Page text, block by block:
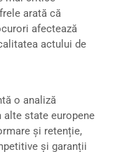
arată că
afectează
actului de
o analiză
state europene
și retenție,
și garanții